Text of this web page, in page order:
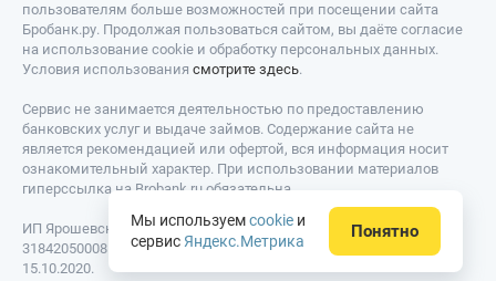
пользователям больше возможностей при посещении сайта
Бробанк.ру. Продолжая пользоваться сайтом, вы даёте согласие
на использование cookie и обработку персональных данных.
Условия использования смотрите здесь.
Сервис не занимается деятельностью по предоставлению
банковских услуг и выдаче займов. Содержание сайта не
является рекомендацией или офертой, вся информация носит
ознакомительный характер. При использовании материалов
гиперссылка на Brobank.ru обязательна.
ИП Ярошевский Д.И. ИНН: 423082922740. ОГРНИП:
318420500081301. Свидетельство на товарный знак № 779639 от
15.10.2020.
Мы используемcookie и
сервис Яндекс.Метрика Понятно